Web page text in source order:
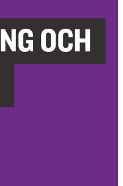
OCH